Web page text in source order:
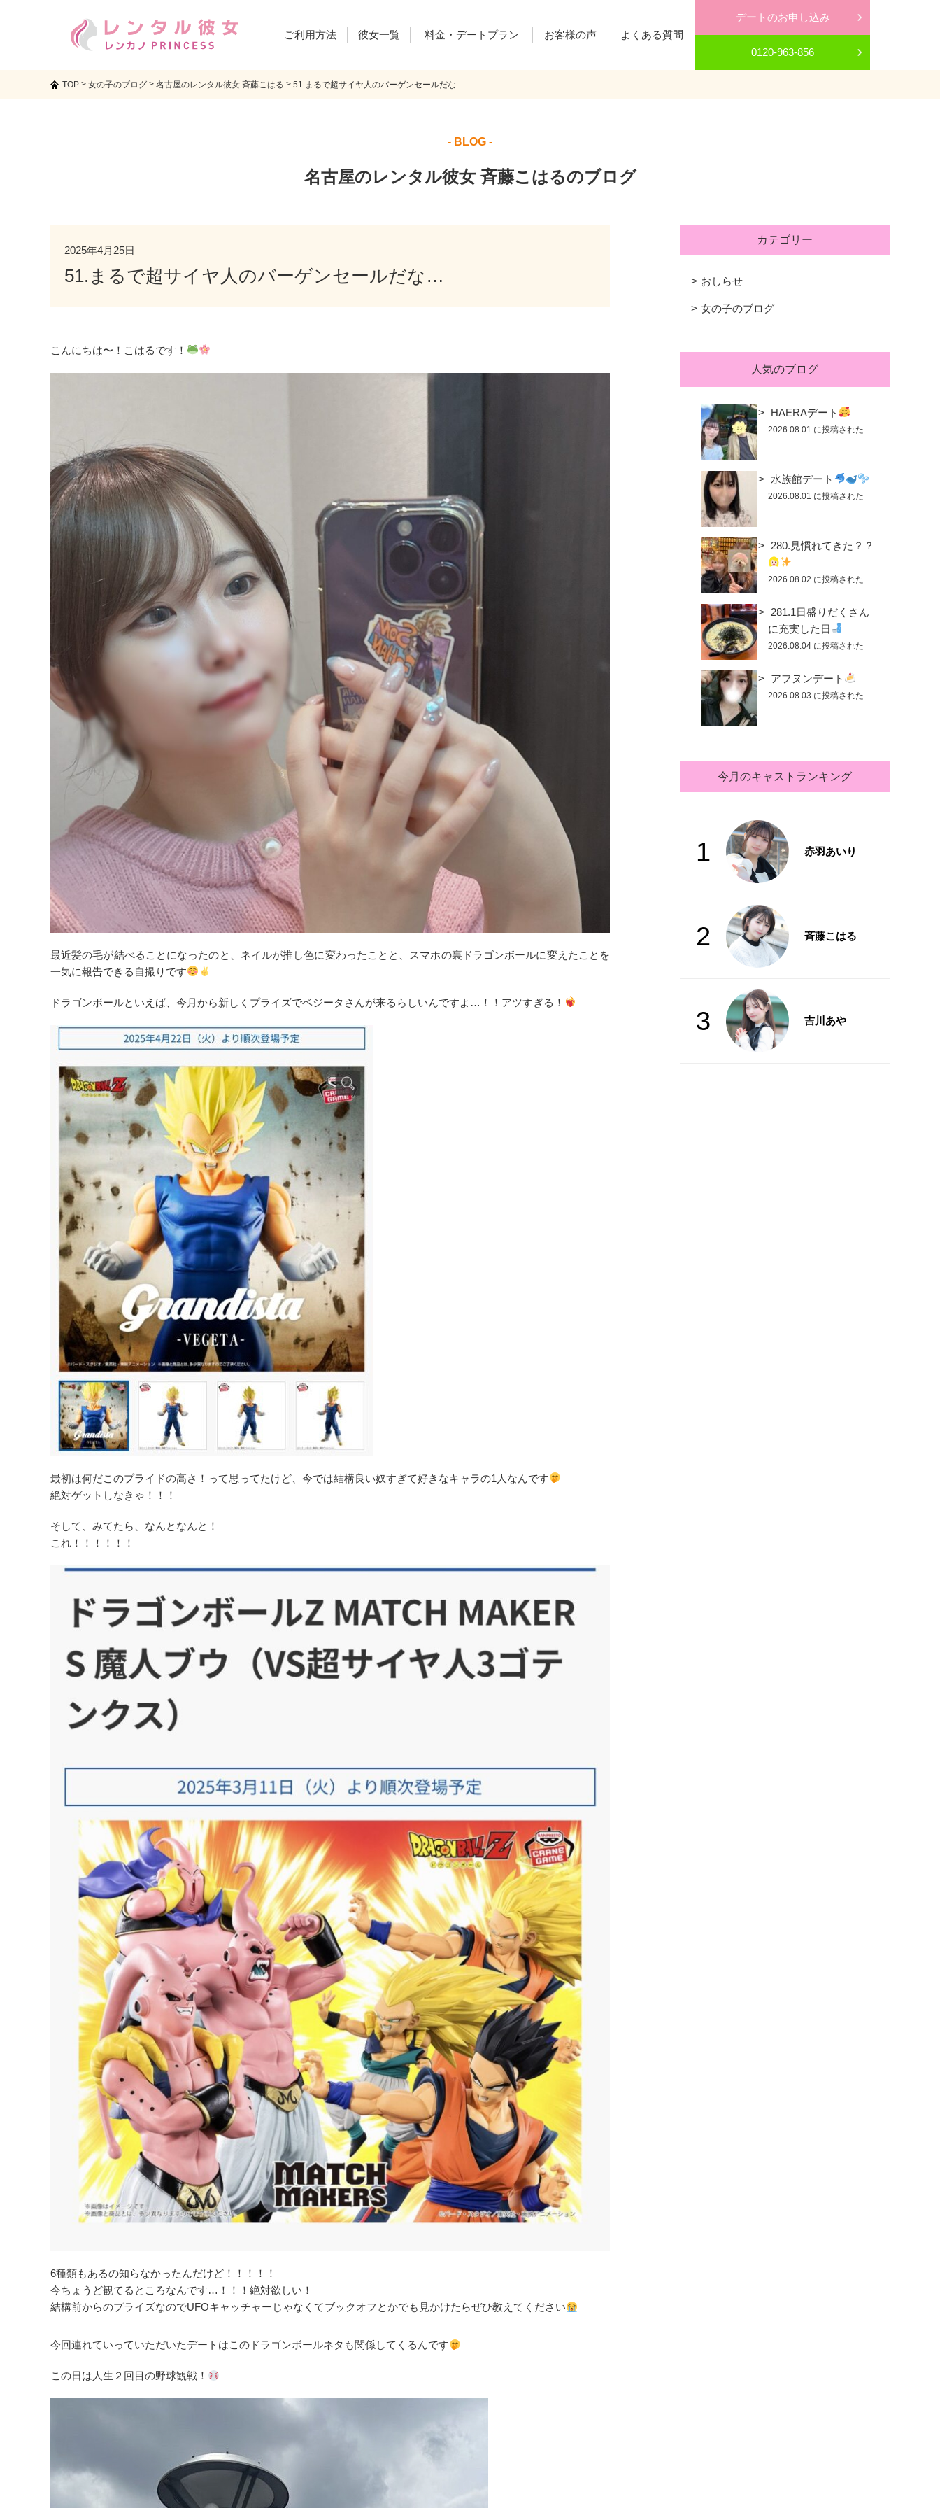
ご利用方法 彼女一覧 料金・デートプラン お客様の声 よくある質問
デートのお申し込み
0120-963-856
TOP > 女の子のブログ > 名古屋のレンタル彼女 斉藤こはる > 51.まるで超サイヤ人のバーゲンセールだな…
- BLOG -
名古屋のレンタル彼女 斉藤こはるのブログ
2025年4月25日
51.まるで超サイヤ人のバーゲンセールだな…
こんにちは〜！こはるです！
最近髪の毛が結べることになったのと、ネイルが推し色に変わったことと、スマホの裏ドラゴンボールに変えたことを
一気に報告できる自撮りです
ドラゴンボールといえば、今月から新しくプライズでベジータさんが来るらしいんですよ…！！アツすぎる！
最初は何だこのプライドの高さ！って思ってたけど、今では結構良い奴すぎて好きなキャラの1人なんです
絶対ゲットしなきゃ！！！
そして、みてたら、なんとなんと！
これ！！！！！！
6種類もあるの知らなかったんだけど！！！！！
今ちょうど観てるところなんです…！！！絶対欲しい！
結構前からのプライズなのでUFOキャッチャーじゃなくてブックオフとかでも見かけたらぜひ教えてください
今回連れていっていただいたデートはこのドラゴンボールネタも関係してくるんです
この日は人生２回目の野球観戦！
カテゴリー
おしらせ
女の子のブログ
人気のブログ
HAERAデート
2026.08.01 に投稿された
水族館デート
2026.08.01 に投稿された
280.見慣れてきた？？
2026.08.02 に投稿された
281.1日盛りだくさん
に充実した日
2026.08.04 に投稿された
アフヌンデート
2026.08.03 に投稿された
今月のキャストランキング
1 赤羽あいり
2 斉藤こはる
3 吉川あや